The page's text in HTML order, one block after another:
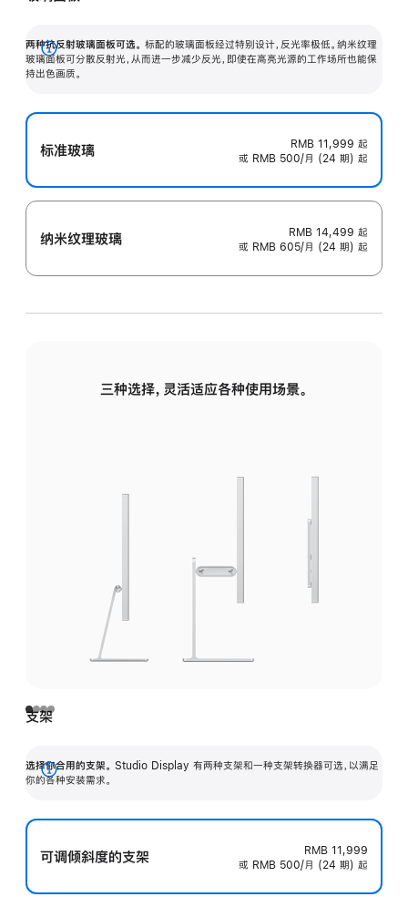
两种抗反射玻璃面板可选。 标配的玻璃面板经过特别设计，反光率极低。纳米纹理
玻璃面板可分散反射光，从而进一步减少反光，即使在高亮光源的工作场所也能保
持出色画质。
展
开
标准玻璃 RMB 11,999 起
或 RMB 500/月 (24 期) 起
纳米纹理玻璃 RMB 14,499 起
或 RMB 605/月 (24 期) 起
三种选择，灵活适应各种使用场景。
支架
选择你合用的支架。 Studio Display 有两种支架和一种支架转换器可选，以满足
你的各种安装需求。
展
可调倾斜度的支架
RMB 11,999
或 RMB 500/月 (24 期) 起